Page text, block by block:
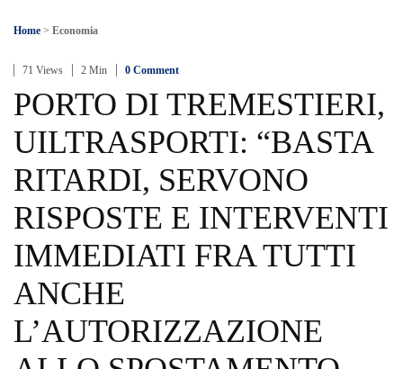
Home > Economia
71 Views 2 Min 0 Comment
PORTO DI TREMESTIERI,
UILTRASPORTI: “BASTA
RITARDI, SERVONO
RISPOSTE E INTERVENTI
IMMEDIATI FRA TUTTI
ANCHE
L’AUTORIZZAZIONE